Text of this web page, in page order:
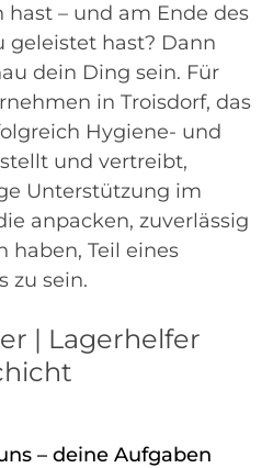
– und am Ende des
geleistet hast? Dann
dein Ding sein. Für
in Troisdorf, das
Hygiene- und
und vertreibt,
Unterstützung im
anpacken, zuverlässig
haben, Teil eines
zu sein.
| Lagerhelfer
– deine Aufgaben